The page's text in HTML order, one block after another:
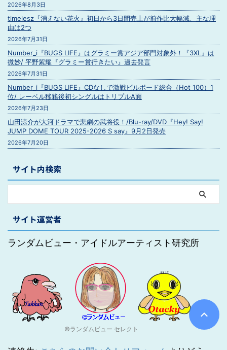
2026年8月3日
timelesz『消えない花火』初日から3日間売上が前作比大幅減、主な理
由は2つ
2026年7月31日
Number_i『BUGS LIFE』はグラミー賞アジア部門対象外！『3XL』は
微妙/ 平野紫耀『グラミー賞行きたい』過去発言
2026年7月31日
Number_i『BUGS LIFE』CDなしで激戦ビルボード総合（Hot 100）1
位/ レーベル移籍後初シングルはトリプルA面
2026年7月23日
山田涼介が大河ドラマで悲劇の武将役！/Blu-ray/DVD『Hey! Say!
JUMP DOME TOUR 2025-2026 S say』9月2日発売
2026年7月20日
サイト内検索
サイト運営者
ランダムビュー・アイドルアーティスト研究所
©ランダムビュー セレクト